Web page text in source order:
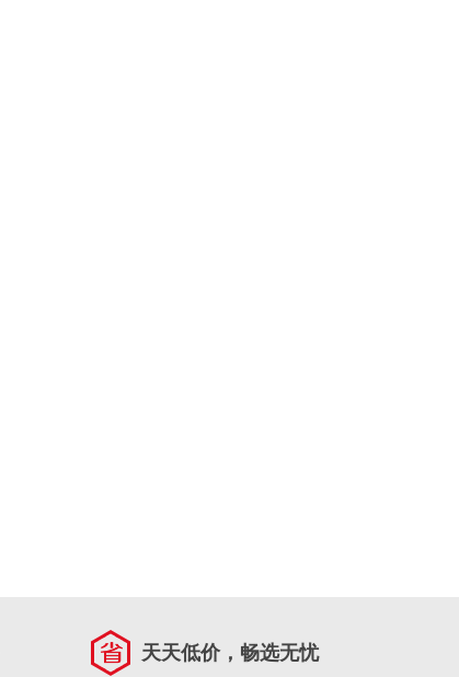
天天低价，畅选无忧